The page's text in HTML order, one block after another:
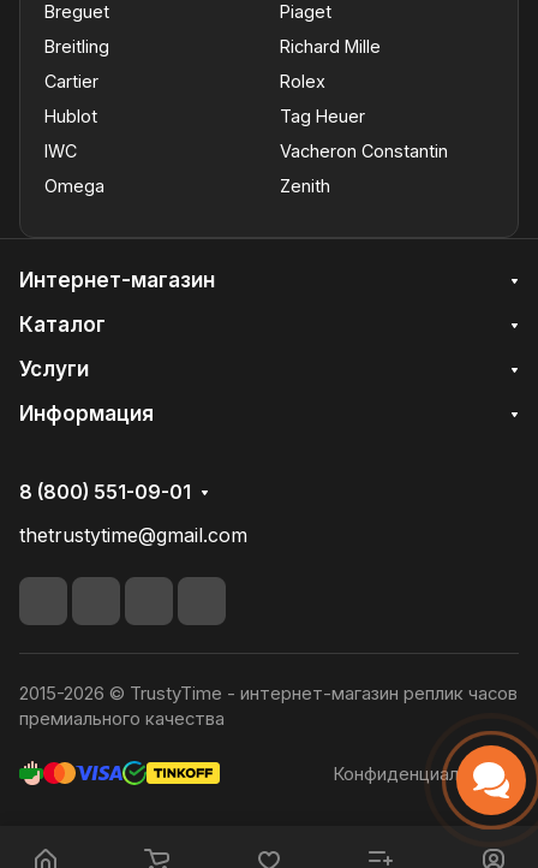
Breguet
Breitling
Cartier
Hublot
IWC
Omega
Piaget
Richard Mille
Rolex
Tag Heuer
Vacheron Constantin
Zenith
Интернет-магазин
Каталог
Услуги
Информация
8 (800) 551-09-01
thetrustytime@gmail.com
2015-2026 © TrustyTime - интернет-магазин реплик часов
премиального качества
Конфиденциальность